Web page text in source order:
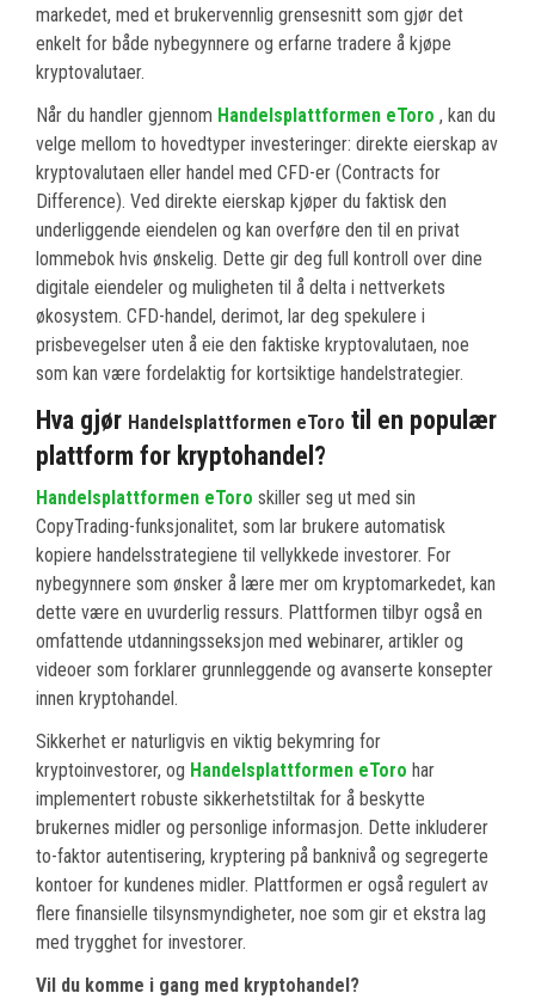
markedet, med et brukervennlig grensesnitt som gjør det
enkelt for både nybegynnere og erfarne tradere å kjøpe
kryptovalutaer.
Når du handler gjennom Handelsplattformen eToro , kan du
velge mellom to hovedtyper investeringer: direkte eierskap av
kryptovalutaen eller handel med CFD-er (Contracts for
Difference). Ved direkte eierskap kjøper du faktisk den
underliggende eiendelen og kan overføre den til en privat
lommebok hvis ønskelig. Dette gir deg full kontroll over dine
digitale eiendeler og muligheten til å delta i nettverkets
økosystem. CFD-handel, derimot, lar deg spekulere i
prisbevegelser uten å eie den faktiske kryptovalutaen, noe
som kan være fordelaktig for kortsiktige handelstrategier.
Hva gjør Handelsplattformen eToro til en populær
plattform for kryptohandel?
Handelsplattformen eToro skiller seg ut med sin
CopyTrading-funksjonalitet, som lar brukere automatisk
kopiere handelsstrategiene til vellykkede investorer. For
nybegynnere som ønsker å lære mer om kryptomarkedet, kan
dette være en uvurderlig ressurs. Plattformen tilbyr også en
omfattende utdanningsseksjon med webinarer, artikler og
videoer som forklarer grunnleggende og avanserte konsepter
innen kryptohandel.
Sikkerhet er naturligvis en viktig bekymring for
kryptoinvestorer, og Handelsplattformen eToro har
implementert robuste sikkerhetstiltak for å beskytte
brukernes midler og personlige informasjon. Dette inkluderer
to-faktor autentisering, kryptering på banknivå og segregerte
kontoer for kundenes midler. Plattformen er også regulert av
flere finansielle tilsynsmyndigheter, noe som gir et ekstra lag
med trygghet for investorer.
Vil du komme i gang med kryptohandel?